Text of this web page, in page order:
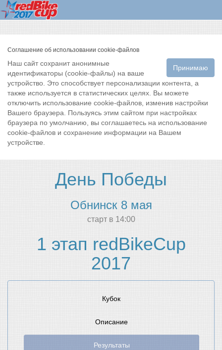
Соглашение об использовании cookie-файлов
Принимаю
Наш сайт сохранит анонимные
идентификаторы (cookie-файлы) на ваше
устройство. Это способствует персонализации контента, а
также используется в статистических целях. Вы можете
отключить использование cookie-файлов, изменив настройки
Вашего браузера. Пользуясь этим сайтом при настройках
браузера по умолчанию, вы соглашаетесь на использование
cookie-файлов и сохранение информации на Вашем
устройстве.
День Победы
Обнинск 8 мая
cтарт в 14:00
1 этап redBikeCup
2017
Кубок
Описание
Результаты